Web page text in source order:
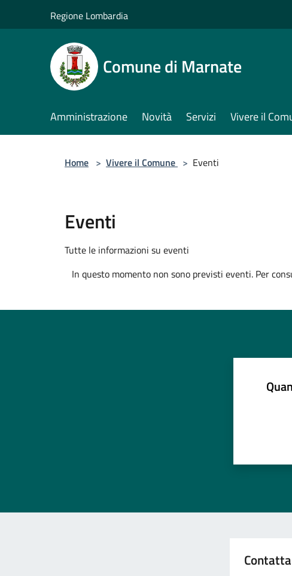
Regione Lombardia
Comune di Marnate
Amministrazione Novità Servizi Vivere il
Home > Vivere il Comune > Eventi
Eventi
Tutte le informazioni su eventi
In questo momento non sono previsti eventi. Per